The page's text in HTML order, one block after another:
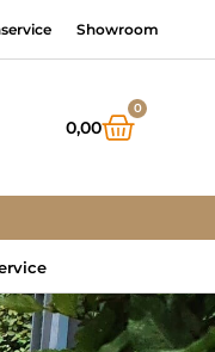
Showroom
0,00
0